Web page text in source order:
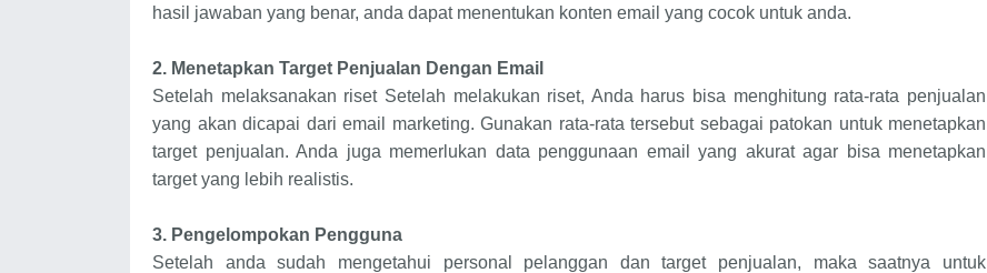
hasil jawaban yang benar, anda dapat menentukan konten email yang cocok untuk anda.
2. Menetapkan Target Penjualan Dengan Email
Setelah melaksanakan riset Setelah melakukan riset, Anda harus bisa menghitung rata-rata penjualan
yang akan dicapai dari email marketing. Gunakan rata-rata tersebut sebagai patokan untuk menetapkan
target penjualan. Anda juga memerlukan data penggunaan email yang akurat agar bisa menetapkan
target yang lebih realistis.
3. Pengelompokan Pengguna
Setelah anda sudah mengetahui personal pelanggan dan target penjualan, maka saatnya untuk